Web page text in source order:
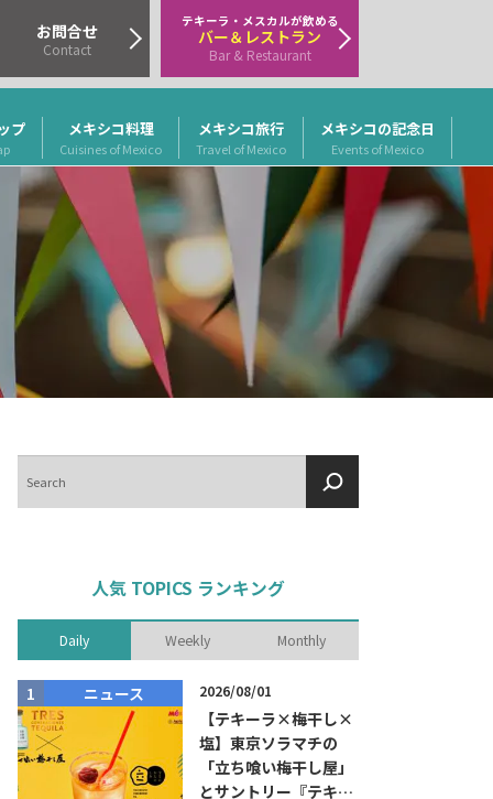
プ メキシコ料理
Cuisines of Mexico
メキシコ旅行
Travel of Mexico
メキシコの記念日
Events of Mexico
お問合せ
Contact
テキーラ・メスカルが飲める
バー＆レストラン
Bar & Restaurant
索
人気 TOPICS ランキング
Daily Weekly Monthly
ニュース 2026/08/01
【テキーラ×梅干し×
塩】東京ソラマチの
「立ち喰い梅干し屋」
とサントリー『テキー